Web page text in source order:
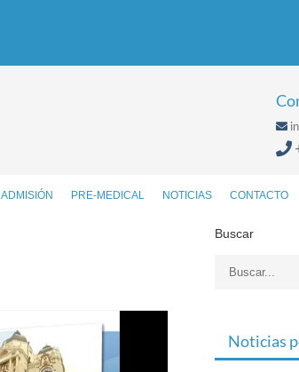
ADMISIÓN PRE-MEDICAL NOTICIAS CONTACTO
Buscar
Buscar:
Noticias